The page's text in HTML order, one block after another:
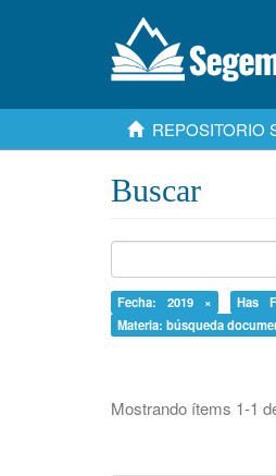
REPOSITORIO
Buscar
Fecha: 2019 × Has
Materia: búsqueda
Mostrando ítems 1-1